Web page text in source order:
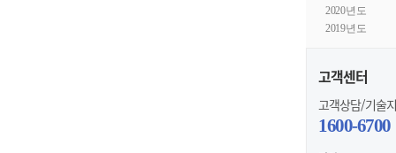
2020년도
2019년도
고객센터
고객상담/기술
1600-6700